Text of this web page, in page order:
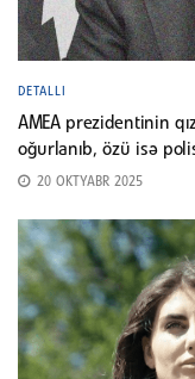
DETALLI
AMEA prezidentinin
oğurlanıb, özü isə
20 OKTYABR 2025